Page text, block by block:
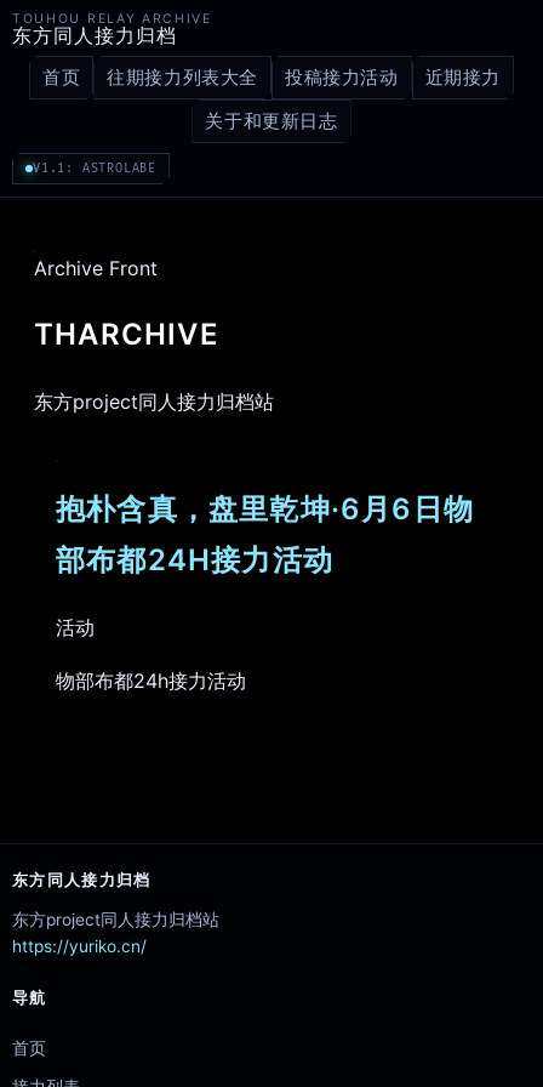
TOUHOU RELAY ARCHIVE
东方同人接力归档
首页 往期接力列表大全 投稿接力活动
近期接力
关于和更新日志
V1.1: ASTROLABE
Archive Front
THARCHIVE
东方project同人接力归档站
抱朴含真，盘里乾坤·6月6日物
部布都24H接力活动
活动
物部布都24h接力活动
东方同人接力归档
东方project同人接力归档站
https://yuriko.cn/
导航
首页